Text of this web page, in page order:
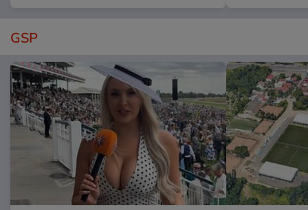
GSP